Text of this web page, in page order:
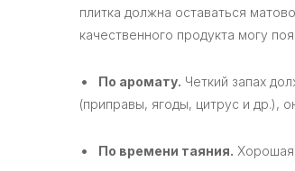
плитка должна оставаться
качественного продукта могу
По аромату. Четкий запах
(приправы, ягоды, цитрус и др.),
По времени таяния. Хорошая